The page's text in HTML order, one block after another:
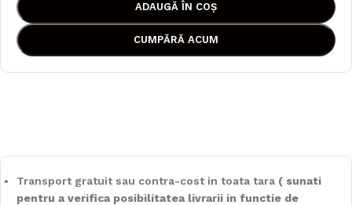
ADAUGĂ ÎN COȘ
CUMPĂRĂ ACUM
Transport gratuit sau contra-cost in toata tara ( sunati
pentru a verifica posibilitatea livrarii in functie de